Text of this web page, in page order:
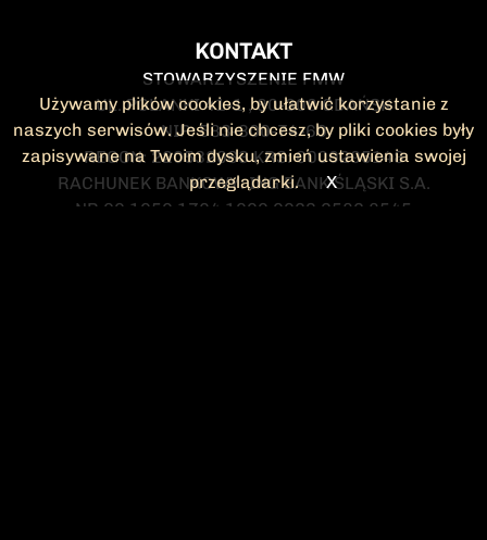
KONTAKT
STOWARZYSZENIE FMW
UL. POLANKI 41-1 , 80-308 GDAŃSK
NIP: 583-300-74-60
REGON: 220532063 KRS: 0000295148
RACHUNEK BANKOWY: ING BANK ŚLĄSKI S.A.
NR 90 1050 1764 1000 0023 2582 8545
Używamy plików cookies, by ułatwić korzystanie z
naszych serwisów. Jeśli nie chcesz, by pliki cookies były
zapisywane na Twoim dysku, zmień ustawienia swojej
przeglądarki.
X